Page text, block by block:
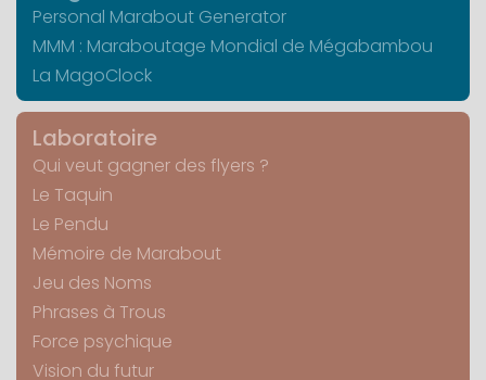
Personal Marabout Generator
MMM : Maraboutage Mondial de Mégabambou
La MagoClock
Laboratoire
Qui veut gagner des flyers ?
Le Taquin
Le Pendu
Mémoire de Marabout
Jeu des Noms
Phrases à Trous
Force psychique
Vision du futur